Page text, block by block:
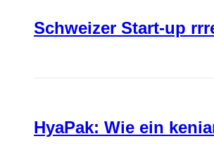
Schweizer Start-up
HyaPak: Wie ein